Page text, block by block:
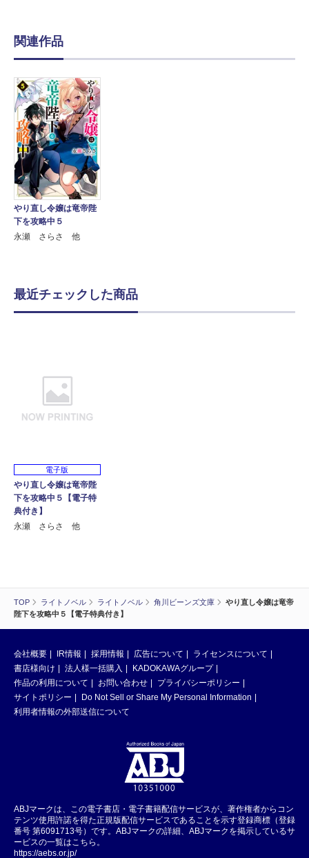
TOP ライトノベル ライトノベル 角川ビーンズ文庫
やり直し令嬢は竜帝
陛下を攻略中５【電子特典付き】
関連作品
やり直し令嬢は竜帝陛
下を攻略中５
永瀬 さらさ 他
最近チェックした商品
電子版
やり直し令嬢は竜帝陛
下を攻略中５【電子特
典付き】
永瀬 さらさ 他
会社概要 IR情報 採用情報 広告について
ライセンスについて
書店様向け
法人様一括購入
KADOKAWAグループ
作品の利用について
お問い合わせ
プライバシーポリシー
サイトポリシー
Do Not Sell or Share My Personal Information
利用者情報の外部送信について
ABJマークは、この電子書店・電子書籍配信サービスが、著作権者からコン
テンツ使用許諾を得た正規版配信サービスであることを示す登録商標（登録
番号 第6091713号）です。ABJマークの詳細、ABJマークを掲示しているサ
ービスの一覧はこちら。
https://aebs.or.jp/